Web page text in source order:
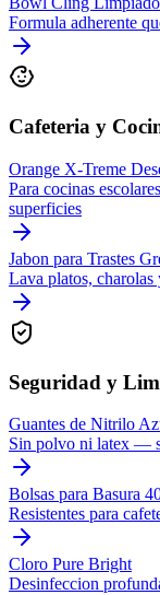
Formula adherente
Cafeteria y
Orange X-Treme
Para cocinas
superficies
Jabon para Trastes
Lava platos,
Seguridad y
Guantes de Nitrilo
Sin polvo ni latex —
Bolsas para Basura
Resistentes para
Cloro Pure Bright
Desinfeccion